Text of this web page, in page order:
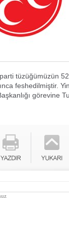
tüzüğümüzün
feshedilmiştir.
görevine